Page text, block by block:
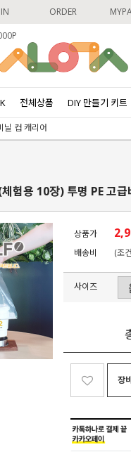
ORDER
전체상품 DIY 만들기 키트
닐 컵 캐리어
험용 10장) 투명 PE 고급
상품가
배송비
(조
사이즈
장